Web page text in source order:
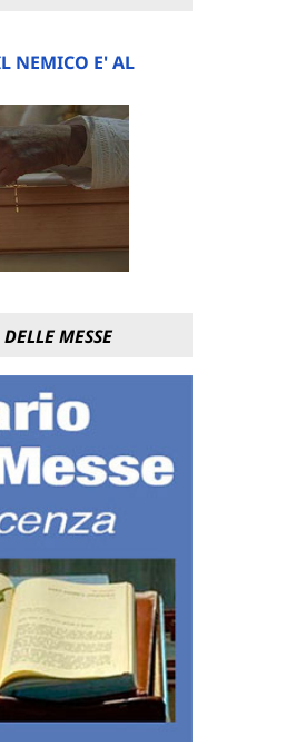
NEMICO E' AL
MESSE